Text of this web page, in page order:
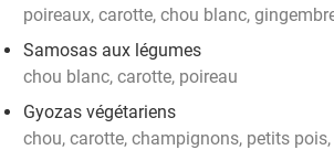
poireaux, carotte, chou blanc,
Samosas aux légumes
chou blanc, carotte, poireau
Gyozas végétariens
chou, carotte, champignons, petits